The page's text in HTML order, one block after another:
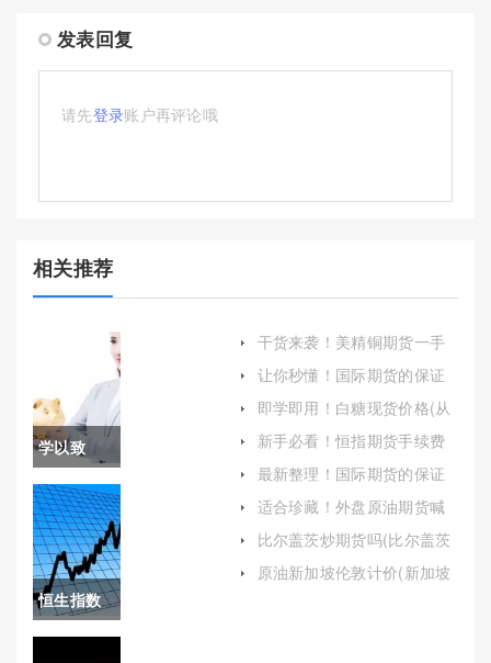
发表回复
请先登录账户再评论哦
相关推荐
学以致
用！什么
是期货操
盘(什么是
期货操盘
恒生指数
与a股关联
干货来袭！美精铜期货一手
多少钱(深入解析美精铜期货
交易成本与影响因素)
让你秒懂！国际期货的保证
金：定义、作用与管理
即学即用！白糖现货价格(从
多个角度详细解析当前白糖
现货价格的现状)
新手必看！恒指期货手续费
(期货手续费最低)
最新整理！国际期货的保证
金(国际期货市场保证金制度
的特点)
适合珍藏！外盘原油期货喊
单：投资者的指南与策略
比尔盖茨炒期货吗(比尔盖茨
投资收益)
原油新加坡伦敦计价(新加坡